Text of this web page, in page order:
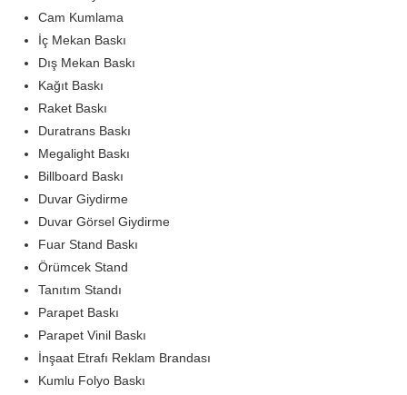
Cam Kumlama
İç Mekan Baskı
Dış Mekan Baskı
Kağıt Baskı
Raket Baskı
Duratrans Baskı
Megalight Baskı
Billboard Baskı
Duvar Giydirme
Duvar Görsel Giydirme
Fuar Stand Baskı
Örümcek Stand
Tanıtım Standı
Parapet Baskı
Parapet Vinil Baskı
İnşaat Etrafı Reklam Brandası
Kumlu Folyo Baskı